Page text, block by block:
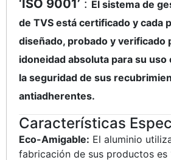
‘ISO 9001’ : El sistema de
de TVS está certificado y cada
diseñado, probado y verificado
idoneidad absoluta para su uso
la seguridad de sus
antiadherentes.
Características
Eco-Amigable: El aluminio
fabricación de sus productos es